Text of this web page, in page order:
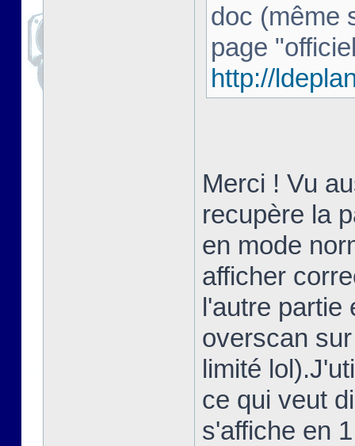
doc (même
page
http://
Merci ! Vu
recupère la
en mode
afficher
l'autre partie
overscan
limité
ce qui veut
s'affiche en